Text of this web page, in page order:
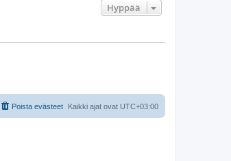
Hyppää
Kaikki ajat ovat UTC+03:00
Poista evästeet